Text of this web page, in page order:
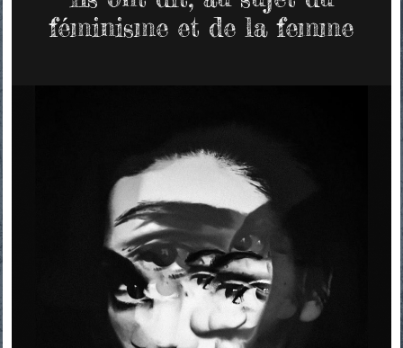
féminisme et de la femme